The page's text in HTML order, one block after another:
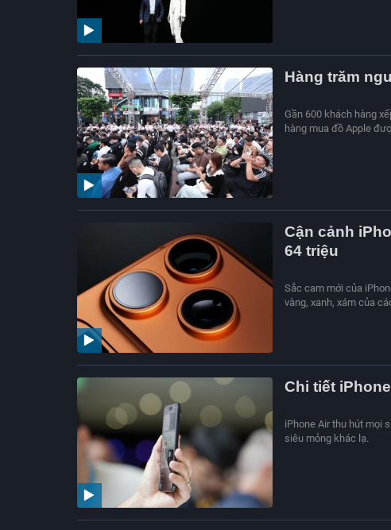
Hàng trăm
Gần 600 khách hàng
hàng mua đồ Apple
Cận cảnh
64 triệu
Sắc cam mới của
vàng, xanh, xám của
Chi tiết
iPhone Air thu hút mọi
siêu mỏng khác lạ.